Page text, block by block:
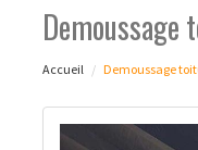
Accueil Demoussage